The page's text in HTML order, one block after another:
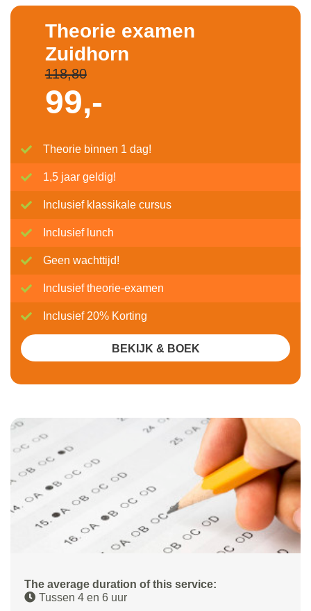
The average duration of this service:
Tussen 4 en 6 uur
Theorie examen
Zuidhorn
118,80
99,-
Theorie binnen 1 dag!
1,5 jaar geldig!
Inclusief klassikale cursus
Inclusief lunch
Geen wachttijd!
Inclusief theorie-examen
Inclusief 20% Korting
BEKIJK & BOEK